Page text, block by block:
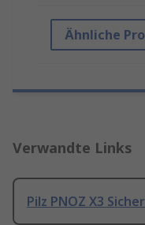
Ähnliche
Verwandte Links
Pilz PNOZ X3